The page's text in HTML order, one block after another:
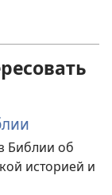
Библии об
историей и